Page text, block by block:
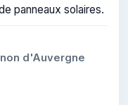
panneaux solaires.
d'Auvergne